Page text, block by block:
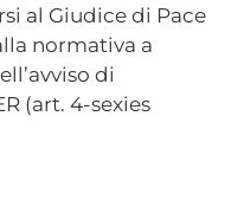
al Giudice di Pace
normativa a
di
(art. 4-sexies